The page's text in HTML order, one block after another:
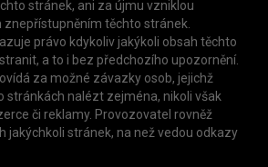
stránek, ani za újmu vzniklou
těchto stránek.
právo kdykoliv jakýkoli obsah těchto
a to i bez předchozího upozornění.
za možné závazky osob, jejichž
stránkách nalézt zejména, nikoli však
či reklamy. Provozovatel rovněž
jakýchkoli stránek, na než vedou odkazy